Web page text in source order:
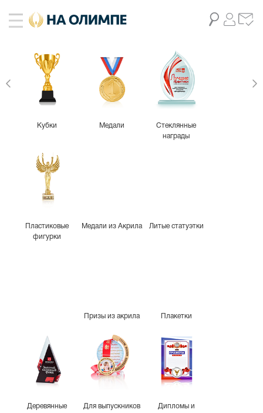
Кубки Медали
Стеклянные
награды
Пластиковые
фигурки
Медали из Акрила Литые статуэтки
Призы из акрила Плакетки
Деревянные
Для выпускников
Дипломы и
живое фото